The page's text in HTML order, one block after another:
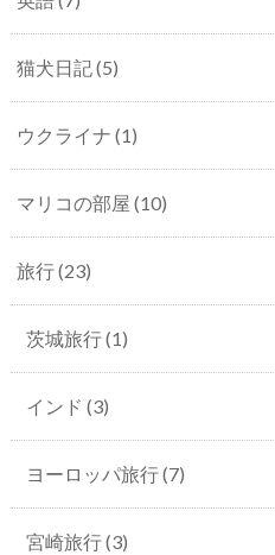
猫犬日記(5)
ウクライナ (1)
マリコの部屋 (10)
旅行(23)
茨城旅行(1)
インド (3)
ヨーロッパ旅行(7)
宮崎旅行(3)